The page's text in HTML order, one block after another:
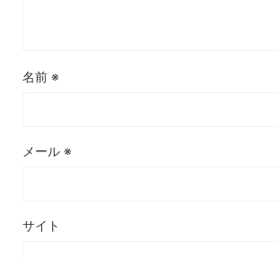
名前 ※
メール ※
サイト